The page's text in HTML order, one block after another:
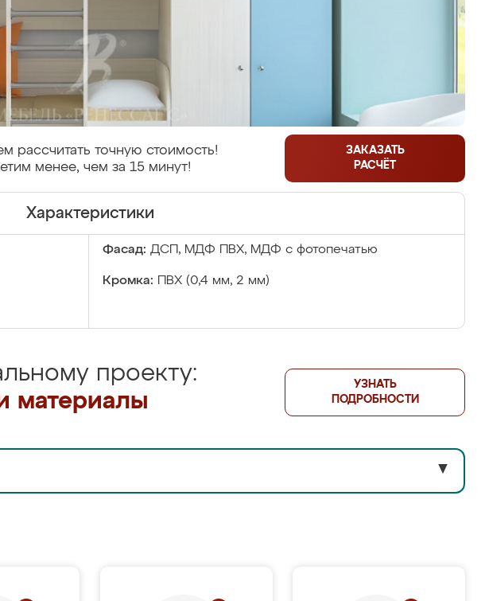
рассчитать точную стоимость!
менее, чем за 15 минут!
ЗАКАЗАТЬ
РАСЧЁТ
Характеристики
Фасад: ДСП, МДФ ПВХ, МДФ с фотопечатью
Кромка: ПВХ (0,4 мм, 2 мм)
проекту:
материалы
УЗНАТЬ
ПОДРОБНОСТИ
▼